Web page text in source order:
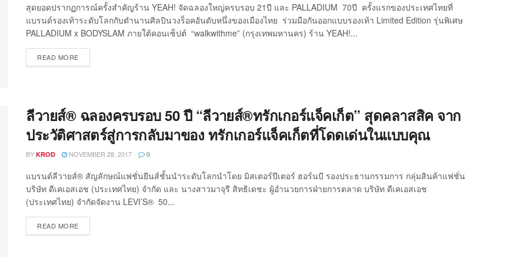
สุดยอดปรากฏการณ์ครั้งสำคัญร้าน YEAH! จัดฉลองใหญ่ครบรอบ 21ปี และ PALLADIUM 70ปี ครั้งแรกของประเทศไทยที่
แบรนด์รองเท้าระดับโลกกับตำนานศิลปินวงร็อคอันดับหนึ่งของเมืองไทย ร่วมมือกันออกแบบรองเท้า Limited Edition รุ่นพิเศษ
PALLADIUM x BODYSLAM ภายใต้คอนเซ็ปต์ “walkwithme” (กรุงเทพมหานคร) ร้าน YEAH!...
READ MORE
ลีวายส์® ฉลองครบรอบ 50 ปี “ลีวายส์®ทรักเกอร์แจ็คเก็ต” สุดคลาสสิค จาก
ประวัติศาสตร์สู่การกลับมาของ ทรักเกอร์แจ็คเก็ตที่โดดเด่นในแบบคุณ
BY KROD NOVEMBER 28, 2017 0
แบรนด์ลีวายส์® สัญลักษณ์แฟชั่นยีนส์ชั้นนำระดับโลกนำโดย มิสเตอร์ปีเตอร์ ฮอร์นบี รองประธานกรรมการ กลุ่มสินค้าแฟชั่น
บริษัท ดีเคเอสเอช (ประเทศไทย) จำกัด และ นางสาวมาจุรี สิทธิเดชะ ผู้อำนวยการฝ่ายการตลาด บริษัท ดีเคเอสเอช
(ประเทศไทย) จำกัดจัดงาน LEVI’S® 50...
READ MORE